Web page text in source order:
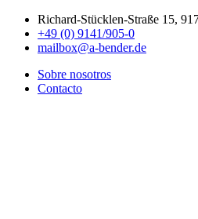
Richard-Stücklen-Straße 15,
+49 (0) 9141/905-0
mailbox@a-bender.de
Sobre nosotros
Contacto